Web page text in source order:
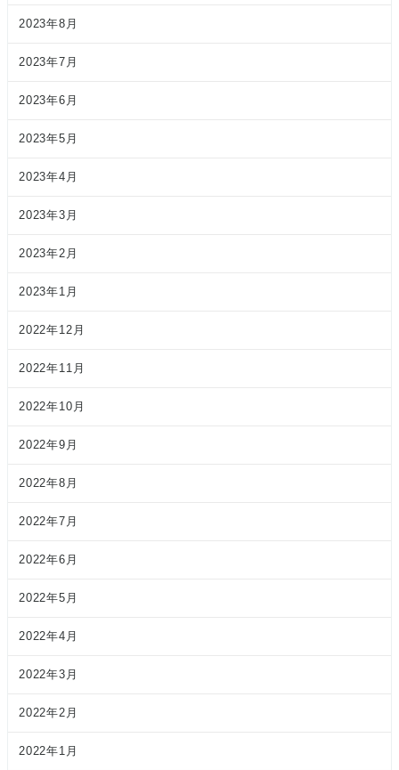
2023年8月
2023年7月
2023年6月
2023年5月
2023年4月
2023年3月
2023年2月
2023年1月
2022年12月
2022年11月
2022年10月
2022年9月
2022年8月
2022年7月
2022年6月
2022年5月
2022年4月
2022年3月
2022年2月
2022年1月